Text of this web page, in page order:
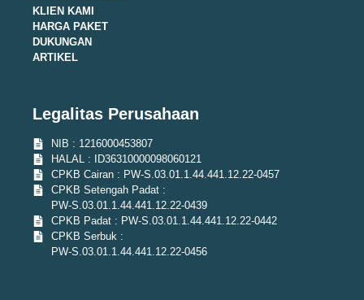
KLIEN KAMI
HARGA PAKET
DUKUNGAN
ARTIKEL
Legalitas Perusahaan
NIB : 1216000453807
HALAL : ID36310000098060121
CPKB Cairan : PW-S.03.01.1.44.441.12.22-0457
CPKB Setengah Padat :
PW-S.03.01.1.44.441.12.22-0439
CPKB Padat : PW-S.03.01.1.44.441.12.22-0442
CPKB Serbuk :
PW-S.03.01.1.44.441.12.22-0456